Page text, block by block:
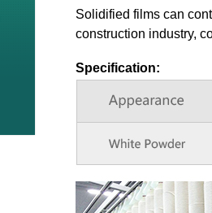
Solidified films can
construction industry,
Specification: